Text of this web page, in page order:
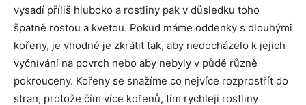
vysadí příliš hluboko a rostliny pak v důsledku toho
špatně rostou a kvetou. Pokud máme oddenky s dlouhými
kořeny, je vhodné je zkrátit tak, aby nedocházelo k jejich
vyčnívání na povrch nebo aby nebyly v půdě různě
pokrouceny. Kořeny se snažíme co nejvíce rozprostřít do
stran, protože čím více kořenů, tím rychleji rostliny